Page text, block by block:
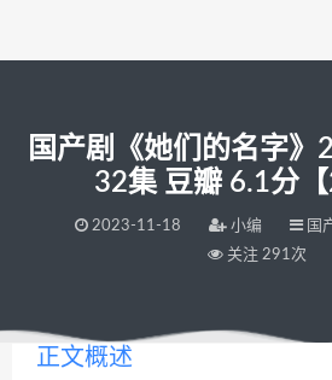
国产剧《她们的名字
32集 豆瓣 6.1分【
2023-11-18 小编 国
关注 291次
正文概述